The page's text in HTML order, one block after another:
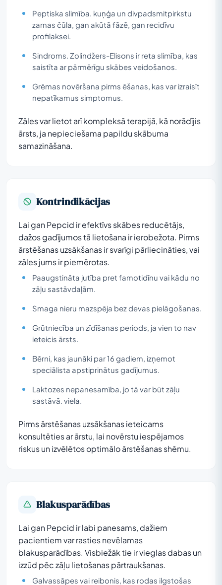
Peptiska slimība. kuņģa un divpadsmitpirkstu
zarnas čūla, gan akūtā fāzē, gan recidīvu
profilaksei.
Sindroms. Zolindžers-Elisons ir reta slimība, kas
saistīta ar pārmērīgu skābes veidošanos.
Grēmas novēršana pirms ēšanas, kas var izraisīt
nepatīkamus simptomus.
Zāles var lietot arī kompleksā terapijā, kā norādījis
ārsts, ja nepieciešama papildu skābuma
samazināšana.
Kontrindikācijas
Lai gan Pepcid ir efektīvs skābes reducētājs,
dažos gadījumos tā lietošana ir ierobežota. Pirms
ārstēšanas uzsākšanas ir svarīgi pārliecināties, vai
zāles jums ir piemērotas.
Paaugstināta jutība pret famotidīnu vai kādu no
zāļu sastāvdaļām.
Smaga nieru mazspēja bez devas pielāgošanas.
Grūtniecība un zīdīšanas periods, ja vien to nav
ieteicis ārsts.
Bērni, kas jaunāki par 16 gadiem, izņemot
speciālista apstiprinātus gadījumus.
Laktozes nepanesamība, jo tā var būt zāļu
sastāvā. viela.
Pirms ārstēšanas uzsākšanas ieteicams
konsultēties ar ārstu, lai novērstu iespējamos
riskus un izvēlētos optimālo ārstēšanas shēmu.
Blakusparādības
Lai gan Pepcid ir labi panesams, dažiem
pacientiem var rasties nevēlamas
blakusparādības. Visbiežāk tie ir vieglas dabas un
izzūd pēc zāļu lietošanas pārtraukšanas.
Galvassāpes vai reibonis, kas rodas ilgstošas